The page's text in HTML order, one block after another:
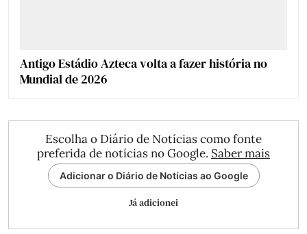
Antigo Estádio Azteca volta a fazer história no
Mundial de 2026
Escolha o Diário de Notícias como fonte
preferida de notícias no Google. Saber mais
Adicionar o Diário de Notícias ao Google
Já adicionei